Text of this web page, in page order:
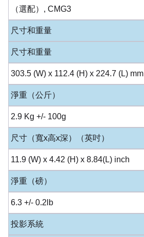
（選配）, CMG3
尺寸和重量
尺寸和重量
303.5 (W) x 112.4 (H) x 224.7 (L) mm
淨重（公斤）
2.9 Kg +/- 100g
尺寸（寬x高x深）（英吋）
11.9 (W) x 4.42 (H) x 8.84(L) inch
淨重（磅）
6.3 +/- 0.2lb
投影系統